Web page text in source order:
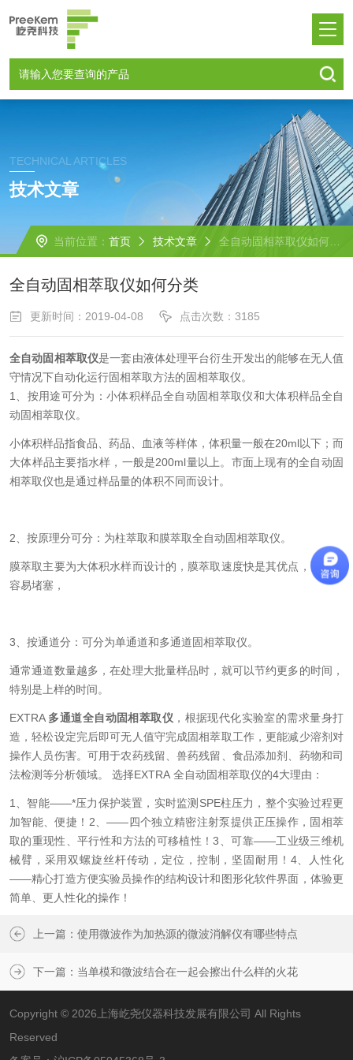
TECHNICAL ARTICLES
技术文章
当前位置： 首页 技术文章 全自动固相萃取仪如何分类
全自动固相萃取仪如何分类
更新时间：2019-04-08 点击次数：3185
全自动固相萃取仪是一套由液体处理平台衍生开发出的能够在无人值
守情况下自动化运行固相萃取方法的固相萃取仪。
1、按用途可分为：小体积样品全自动固相萃取仪和大体积样品全自
动固相萃取仪。
小体积样品指食品、药品、血液等样体，体积量一般在20ml以下；而
大体样品主要指水样，一般是200ml量以上。市面上现有的全自动固
相萃取仪也是通过样品量的体积不同而设计。
2、按原理分可分：为柱萃取和膜萃取全自动固相萃取仪。
膜萃取主要为大体积水样而设计的，膜萃取速度快是其优点，而且不
容易堵塞，
3、按通道分：可分为单通道和多通道固相萃取仪。
通常通道数量越多，在处理大批量样品时，就可以节约更多的时间，
特别是上样的时间。
EXTRA 多通道全自动固相萃取仪 ，根据现代化实验室的需求量身打
造，轻松设定完后即可无人值守完成固相萃取工作，更能减少溶剂对
操作人员伤害。可用于农药残留、兽药残留、食品添加剂、药物和司
法检测等分析领域。 选择EXTRA 全自动固相萃取仪的4大理由：
1、智能——*压力保护装置，实时监测SPE柱压力，整个实验过程更
加智能、便捷！ 2、——四个独立精密注射泵提供正压操作，固相萃
取的重现性、平行性和方法的可移植性！3、可靠——工业级三维机
械臂，采用双螺旋丝杆传动，定位，控制，坚固耐用！ 4、人性化
——精心打造方便实验员操作的结构设计和图形化软件界面，体验更
简单、更人性化的操作！
上一篇： 使用微波作为加热源的微波消解仪有哪些特点
下一篇： 当单模和微波结合在一起会擦出什么样的火花
Copyright © 2026上海屹尧仪器科技发展有限公司 All Rights
Reserved